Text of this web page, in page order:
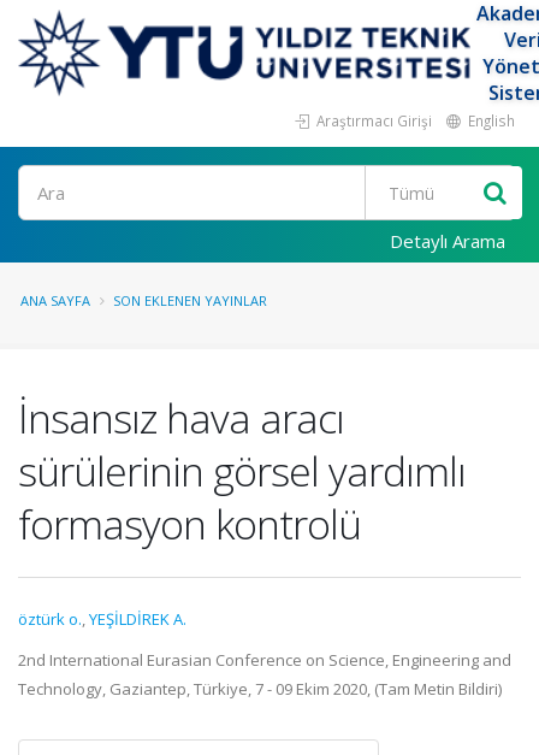
Araştırmacı Girişi English
Ara
Detaylı Arama
ANA SAYFA SON EKLENEN YAYINLAR
İnsansız hava aracı
sürülerinin görsel yardımlı
formasyon kontrolü
öztürk o.,YEŞİLDİREK A.
2nd International Eurasian Conference on Science, Engineering and
Technology, Gaziantep, Türkiye, 7 - 09 Ekim 2020, (Tam Metin Bildiri)